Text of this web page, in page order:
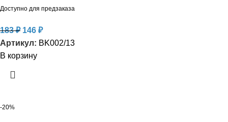
Доступно для предзаказа
183₽ 146 ₽
Артикул: BK002/13
В корзину
-20%